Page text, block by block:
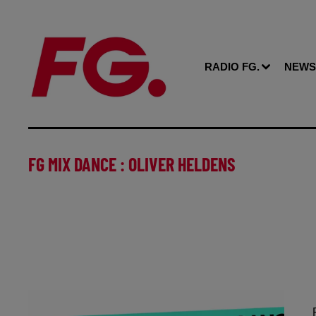
RADIO FG. NEWS
FG MIX DANCE : OLIVER HELDENS